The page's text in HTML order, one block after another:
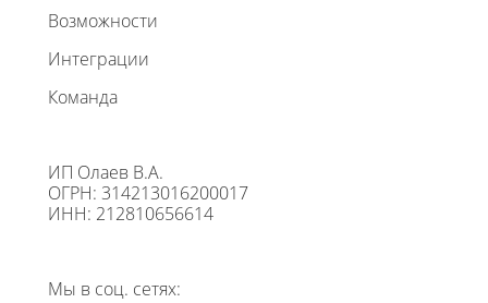
Возможности
Интеграции
Команда
ИП Олаев В.А.
ОГРН: 314213016200017
ИНН: 212810656614
Мы в соц. сетях: